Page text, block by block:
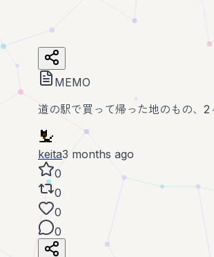
MEMO
道の駅で買って帰った地のもの、2
keita3 months ago
0
0
0
0